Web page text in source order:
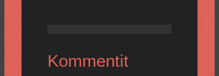
Kommentit